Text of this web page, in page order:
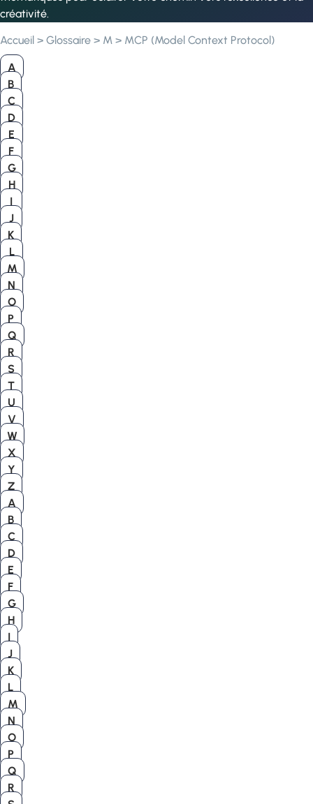
créativité.
Accueil > Glossaire > M > MCP (Model Context Protocol)
A
B
C
D
E
F
G
H
I
J
K
L
M
N
O
P
Q
R
S
T
U
V
W
X
Y
Z
A
B
C
D
E
F
G
H
I
J
K
L
M
N
O
P
Q
R